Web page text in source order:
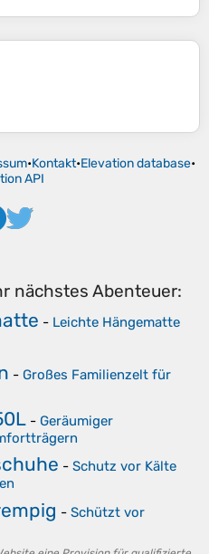
•Kontakt•Elevation database•
API
nächstes Abenteuer:
- Leichte Hängematte
- Großes Familienzelt für
- Geräumiger
- Schutz vor Kälte
- Schützt vor